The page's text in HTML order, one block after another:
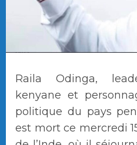
Raila Odinga,
kenyane et
politique du pays
est mort ce mercredi